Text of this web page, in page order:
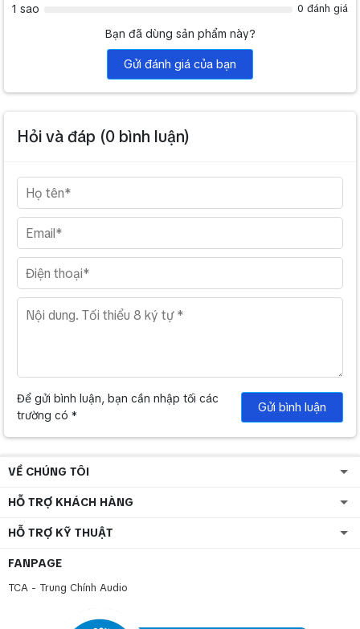
1 sao 0 đánh giá
Bạn đã dùng sản phẩm này?
Gửi đánh giá của bạn
Hỏi và đáp (0 bình luận)
Để gửi bình luận, bạn cần nhập tối các
trường có *
Gửi bình luận
VỀ CHÚNG TÔI
HỖ TRỢ KHÁCH HÀNG
HỖ TRỢ KỸ THUẬT
FANPAGE
TCA - Trung Chính Audio